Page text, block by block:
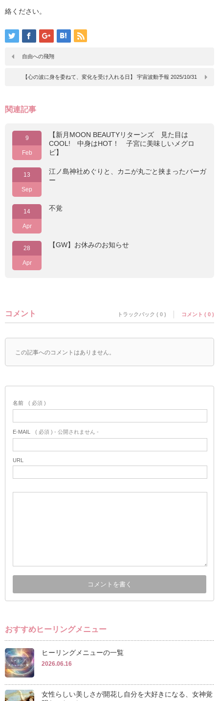
絡ください。
自由への飛翔
【心の波に身を委ねて、変化を受け入れる日】 宇宙波動予報 2025/10/31
関連記事
9
Feb
【新月MOON BEAUTYリターンズ 見た目は
COOL! 中身はHOT！ 子宮に美味しいメグロ
ビ】
13
Sep
江ノ島神社めぐりと、カニが丸ごと挟まったバーガ
ー
14
Apr
不覚
28
Apr
【GW】お休みのお知らせ
コメント トラックバック ( 0 ) コメント ( 0 )
この記事へのコメントはありません。
名前 ( 必須 )
E-MAIL ( 必須 ) - 公開されません -
URL
おすすめヒーリングメニュー
ヒーリングメニューの一覧
2026.06.16
女性らしい美しさが開花し自分を大好きになる、女神覚